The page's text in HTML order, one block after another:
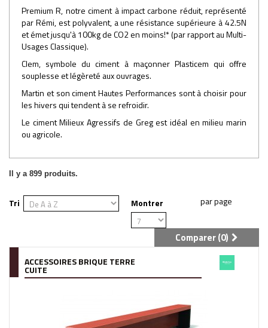
Premium R, notre ciment à impact carbone réduit, représenté
par Rémi, est polyvalent, a une résistance supérieure à 42.5N
et émet jusqu'à 100kg de CO2 en moins!* (par rapport au Multi-
Usages Classique).
Clem, symbole du ciment à maçonner Plasticem qui offre
souplesse et légèreté aux ouvrages.
Martin et son ciment Hautes Performances sont à choisir pour
les hivers qui tendent à se refroidir.
Le ciment Milieux Agressifs de Greg est idéal en milieu marin
ou agricole.
Il y a 899 produits.
Tri Montrer
Comparer (0)
ACCESSOIRES BRIQUE TERRE
CUITE